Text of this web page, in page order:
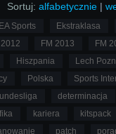
Sortuj: alfabetycznie |
EA Sports
Ekstraklasa
2012 FM 2013
FM
Hiszpania
Lech
Polska
Sports
determinacja
kariera
kitspack
patch